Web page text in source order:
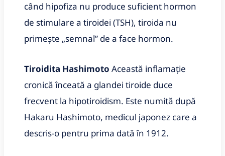
când hipofiza nu produce suficient hormon
de stimulare a tiroidei (TSH), tiroida nu
primește „semnal” de a face hormon.
Tiroidita Hashimoto Această inflamație
cronică înceată a glandei tiroide duce
frecvent la hipotiroidism. Este numită după
Hakaru Hashimoto, medicul japonez care a
descris-o pentru prima dată în 1912.